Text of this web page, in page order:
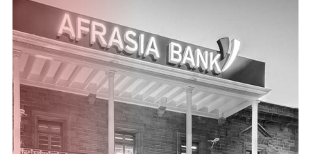
Gérez vos liquidités, effectuez des opérations de
change et transférez de l’argent.
En savoir plus